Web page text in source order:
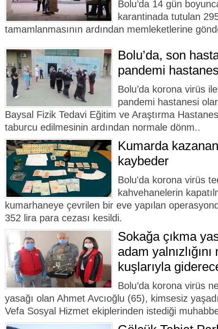
Bolu’da 14 gün
karantinada tutulan
tamamlanmasının ardından memleketlerine
Bolu’da, son
pandemi
Bolu’da korona virüs
pandemi hastanesi
Baysal Fizik Tedavi Eğitim ve Araştırma
taburcu edilmesinin ardından normale dönm..
Kumarda
kaybeder
Bolu'da korona virüs
kahvehanelerin
kumarhaneye çevrilen bir eve yapılan
352 lira para cezası kesildi.
Sokağa çıkma
adam
kuşlarıyla
Bolu’da korona virüs
yasağı olan Ahmet Avcıoğlu (65), kimsesiz
Vefa Sosyal Hizmet ekiplerinden istediği